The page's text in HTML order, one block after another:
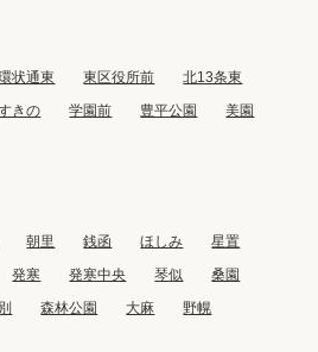
状通東 東区役所前
北13条東
きの 学園前 豊平公園
美園
朝里 銭函 ほしみ
星置
発寒 発寒中央 琴似
桑園
森林公園 大麻
野幌